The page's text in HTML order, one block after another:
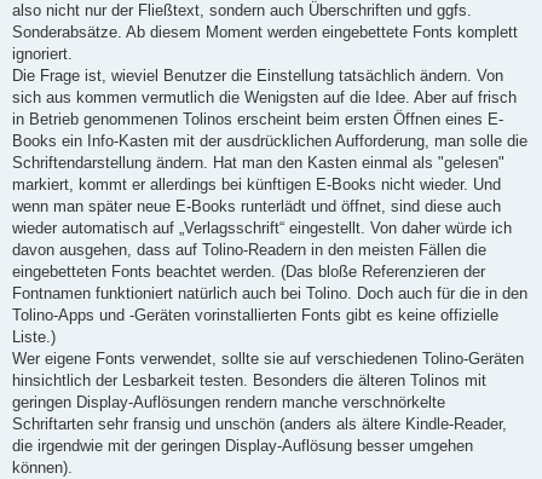
also nicht nur der Fließtext, sondern auch Überschriften und ggfs.
Sonderabsätze. Ab diesem Moment werden eingebettete Fonts komplett
ignoriert.
Die Frage ist, wieviel Benutzer die Einstellung tatsächlich ändern. Von
sich aus kommen vermutlich die Wenigsten auf die Idee. Aber auf frisch
in Betrieb genommenen Tolinos erscheint beim ersten Öffnen eines E-
Books ein Info-Kasten mit der ausdrücklichen Aufforderung, man solle die
Schriftendarstellung ändern. Hat man den Kasten einmal als "gelesen"
markiert, kommt er allerdings bei künftigen E-Books nicht wieder. Und
wenn man später neue E-Books runterlädt und öffnet, sind diese auch
wieder automatisch auf „Verlagsschrift“ eingestellt. Von daher würde ich
davon ausgehen, dass auf Tolino-Readern in den meisten Fällen die
eingebetteten Fonts beachtet werden. (Das bloße Referenzieren der
Fontnamen funktioniert natürlich auch bei Tolino. Doch auch für die in den
Tolino-Apps und -Geräten vorinstallierten Fonts gibt es keine offizielle
Liste.)
Wer eigene Fonts verwendet, sollte sie auf verschiedenen Tolino-Geräten
hinsichtlich der Lesbarkeit testen. Besonders die älteren Tolinos mit
geringen Display-Auflösungen rendern manche verschnörkelte
Schriftarten sehr fransig und unschön (anders als ältere Kindle-Reader,
die irgendwie mit der geringen Display-Auflösung besser umgehen
können).